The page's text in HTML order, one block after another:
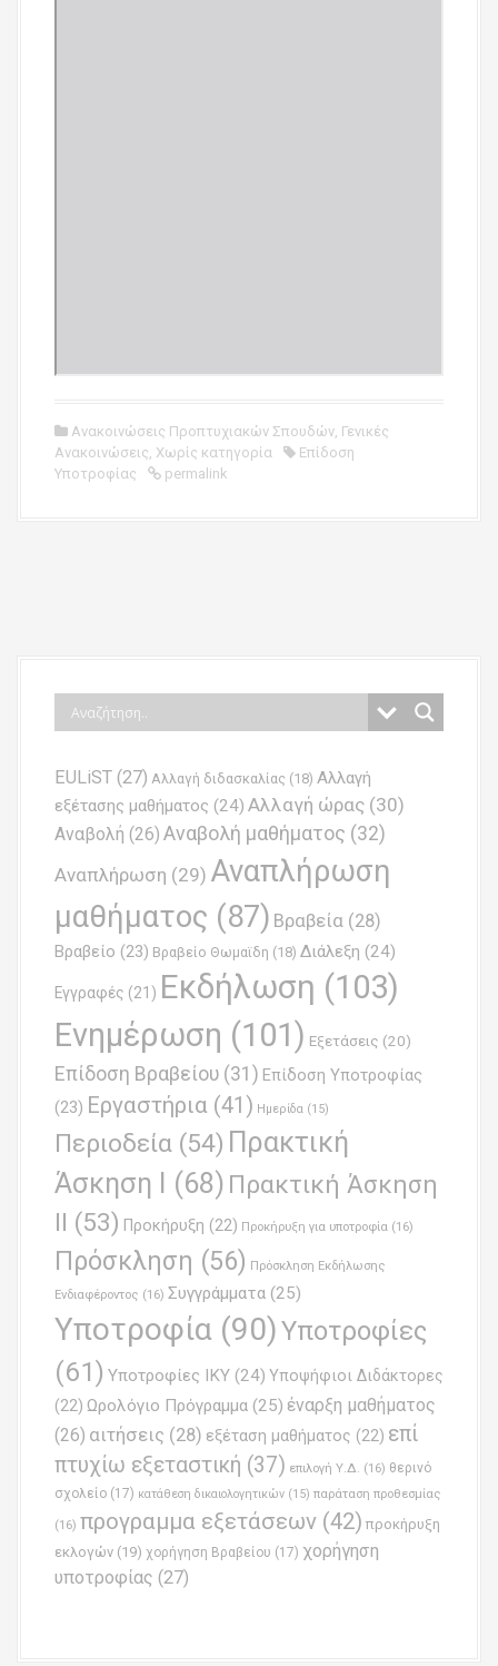
Ανακοινώσεις Προπτυχιακών Σπουδών, Γενικές
Ανακοινώσεις, Χωρίς κατηγορία
Επίδοση
Υποτροφίας
permalink
EULiST (27) Αλλαγή διδασκαλίας (18) Αλλαγή
εξέτασης μαθήματος (24) Αλλαγή ώρας (30)
Αναβολή (26) Αναβολή μαθήματος (32)
Αναπλήρωση (29) Αναπλήρωση
μαθήματος (87) Βραβεία (28)
Βραβείο (23) Βραβείο Θωμαϊδη (18) Διάλεξη (24)
Εγγραφές (21) Εκδήλωση (103)
Ενημέρωση (101) Εξετάσεις (20)
Επίδοση Βραβείου (31) Επίδοση Υποτροφίας
(23) Εργαστήρια (41) Ημερίδα (15)
Περιοδεία (54) Πρακτική
Άσκηση Ι
(68) Πρακτική Άσκηση
ΙΙ (53) Προκήρυξη (22) Προκήρυξη για υποτροφία (16)
Πρόσκληση (56) Πρόσκληση Εκδήλωσης
Ενδιαφέροντος (16) Συγγράμματα (25)
Υποτροφία (90)Υποτροφίες
(61) Υποτροφίες ΙΚΥ (24) Υποψήφιοι Διδάκτορες
(22) Ωρολόγιο Πρόγραμμα (25) έναρξη μαθήματος
(26) αιτήσεις (28) εξέταση μαθήματος (22) επί
πτυχίω εξεταστική (37) επιλογή Υ.Δ. (16) θερινό
σχολείο (17) κατάθεση δικαιολογητικών (15) παράταση προθεσμίας
(16) προγραμμα εξετάσεων (42) προκήρυξη
εκλογών (19) χορήγηση Βραβείου (17) χορήγηση
υποτροφίας (27)